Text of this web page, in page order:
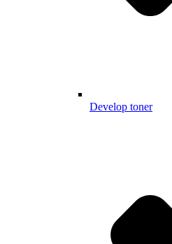
Develop toner